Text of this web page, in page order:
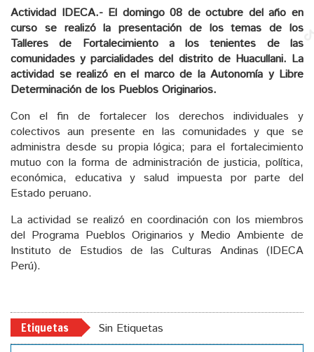
Actividad IDECA.- El domingo 08 de octubre del año en
curso se realizó la presentación de los temas de los
Talleres de Fortalecimiento a los tenientes de las
comunidades y parcialidades del distrito de Huacullani. La
actividad se realizó en el marco de la Autonomía y Libre
Determinación de los Pueblos Originarios.
Con el fin de fortalecer los derechos individuales y
colectivos aun presente en las comunidades y que se
administra desde su propia lógica; para el fortalecimiento
mutuo con la forma de administración de justicia, política,
económica, educativa y salud impuesta por parte del
Estado peruano.
La actividad se realizó en coordinación con los miembros
del Programa Pueblos Originarios y Medio Ambiente de
Instituto de Estudios de las Culturas Andinas (IDECA
Perú).
Etiquetas Sin Etiquetas